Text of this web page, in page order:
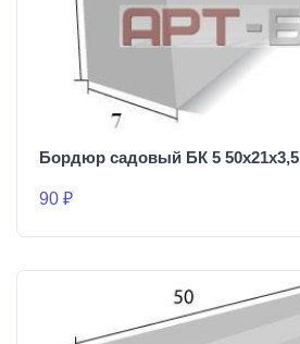
Бордюр садовый БК 5 50х21х3,5
90 ₽